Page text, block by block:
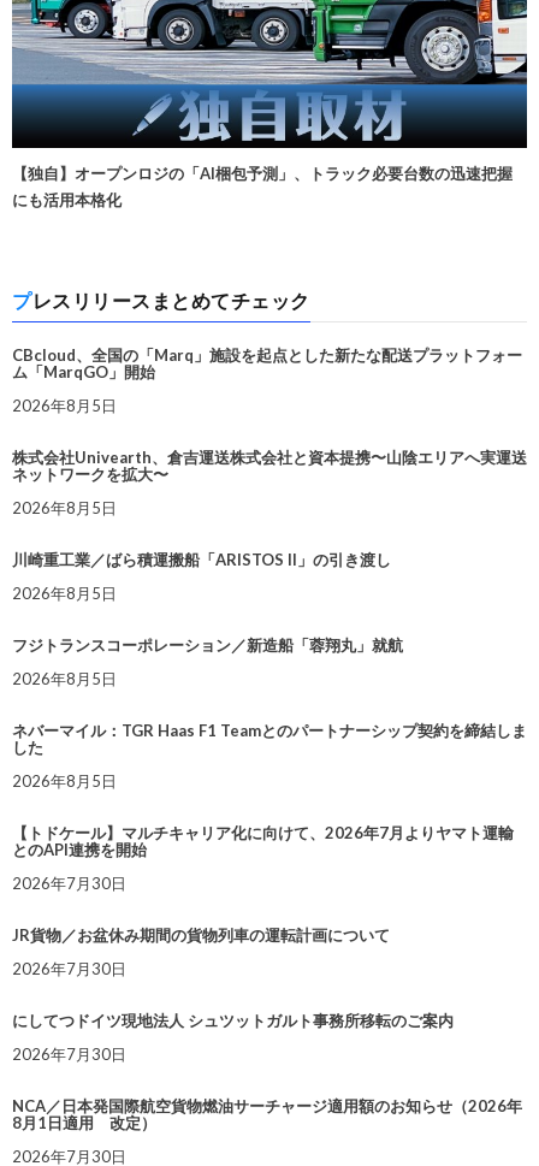
【独自】オープンロジの「AI梱包予測」、トラック必要台数の迅速把握
にも活用本格化
プレスリリースまとめてチェック
CBcloud、全国の「Marq」施設を起点とした新たな配送プラットフォー
ム「MarqGO」開始
2026年8月5日
株式会社Univearth、倉吉運送株式会社と資本提携〜山陰エリアへ実運送
ネットワークを拡大〜
2026年8月5日
川崎重工業／ばら積運搬船「ARISTOS II」の引き渡し
2026年8月5日
フジトランスコーポレーション／新造船「蓉翔丸」就航
2026年8月5日
ネバーマイル：TGR Haas F1 Teamとのパートナーシップ契約を締結しま
した
2026年8月5日
【トドケール】マルチキャリア化に向けて、2026年7月よりヤマト運輸
とのAPI連携を開始
2026年7月30日
JR貨物／お盆休み期間の貨物列車の運転計画について
2026年7月30日
にしてつドイツ現地法人 シュツットガルト事務所移転のご案内
2026年7月30日
NCA／日本発国際航空貨物燃油サーチャージ適用額のお知らせ（2026年
8月1日適用 改定）
2026年7月30日